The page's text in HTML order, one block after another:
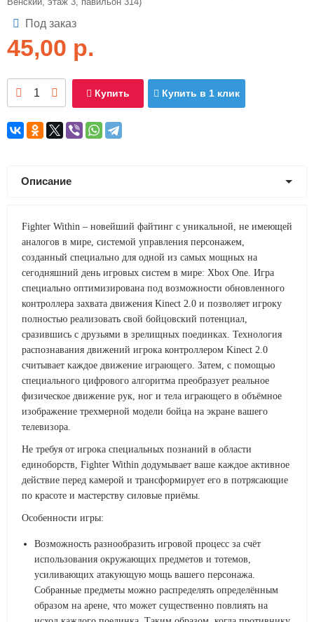
Под заказ
45,00 р.
Купить Купить в 1 клик
Описание
Fighter Within – новейший файтинг с уникальной, не имеющей
аналогов в мире, системой управления персонажем,
созданный специально для одной из самых мощных на
сегодняшний день игровых систем в мире: Xbox One. Игра
специально оптимизирована под возможности обновленного
контроллера захвата движения Kinect 2.0 и позволяет игроку
полностью реализовать свой бойцовский потенциал,
сразившись с друзьями в зрелищных поединках. Технология
распознавания движений игрока контроллером Kinect 2.0
считывает каждое движение играющего. Затем, с помощью
специального цифрового алгоритма преобразует реальное
физическое движение рук, ног и тела играющего в объёмное
изображение трехмерной модели бойца на экране вашего
телевизора.
Не требуя от игрока специальных познаний в области
единоборств, Fighter Within додумывает ваше каждое активное
действие перед камерой и трансформирует его в потрясающие
по красоте и мастерству силовые приёмы.
Особенности игры:
Возможность разнообразить игровой процесс за счёт
использования окружающих предметов и тотемов,
усиливающих атакующую мощь вашего персонажа.
Собранные предметы можно распределять определённым
образом на арене, что может существенно повлиять на